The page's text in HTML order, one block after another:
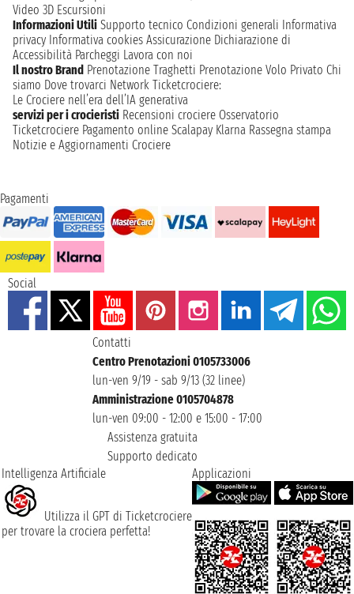
Video 3D Escursioni
Informazioni Utili Supporto tecnico Condizioni generali Informativa
privacy Informativa cookies Assicurazione Dichiarazione di
Accessibilità Parcheggi Lavora con noi
Il nostro Brand Prenotazione Traghetti Prenotazione Volo Privato Chi
siamo Dove trovarci Network Ticketcrociere:
Le Crociere nell’era dell’IA generativa
servizi per i crocieristi Recensioni crociere Osservatorio
Ticketcrociere Pagamento online Scalapay Klarna Rassegna stampa
Notizie e Aggiornamenti Crociere
Pagamenti
Social
Contatti
Centro Prenotazioni 0105733006
lun-ven 9/19 - sab 9/13 (32 linee)
Amministrazione 0105704878
lun-ven 09:00 - 12:00 e 15:00 - 17:00
Assistenza gratuita
Supporto dedicato
Intelligenza Artificiale
Utilizza il GPT di Ticketcrociere
per trovare la crociera perfetta!
Applicazioni